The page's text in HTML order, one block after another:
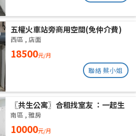
五權火車站旁商用空間(免仲介費)
西區 , 店面
18500元/月
聯絡 蔡小姐
〖共生公寓〗合租找室友 ：一起生
活在良善的居家環境
南區 , 雅房
10000元/月